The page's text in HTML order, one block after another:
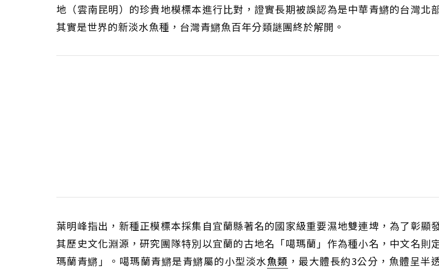
地（雲南昆明）的珍貴地模標本進行比對，證實長期被誤認為是中華青鱂的台灣北
其實是世界的新淡水魚種，台灣青鱂魚百年分類謎團終於解開。
葉明峰指出，新種正模標本採集自宜蘭縣著名的國家級重要濕地雙連埤，為了彰顯
其歷史文化淵源，研究團隊特別以宜蘭的古地名「噶瑪蘭」作為種小名，中文名則
瑪蘭青鱂」。噶瑪蘭青鱂是青鱂屬的小型淡水魚類 ，最大體長約3公分，魚體呈半